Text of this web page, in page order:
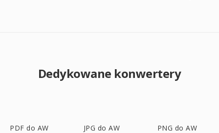
Dedykowane konwertery
PDF do AW JPG do AW PNG do AW